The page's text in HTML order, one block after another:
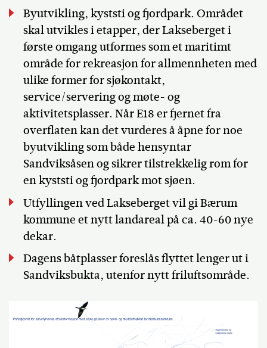
Byutvikling, kyststi og fjordpark. Området
skal utvikles i etapper, der Lakseberget i
første omgang utformes som et maritimt
område for rekreasjon for allmennheten med
ulike former for sjøkontakt,
service/servering og møte- og
aktivitetsplasser. Når E18 er fjernet fra
overflaten kan det vurderes å åpne for noe
byutvikling som både hensyntar
Sandviksåsen og sikrer tilstrekkelig rom for
en kyststi og fjordpark mot sjøen.
Utfyllingen ved Lakseberget vil gi Bærum
kommune et nytt landareal på ca. 40-60 nye
dekar.
Dagens båtplasser foreslås flyttet lenger ut i
Sandviksbukta, utenfor nytt friluftsområde.